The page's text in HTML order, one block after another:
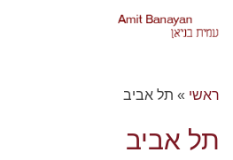
ראשי » תל אביב
תל אביב